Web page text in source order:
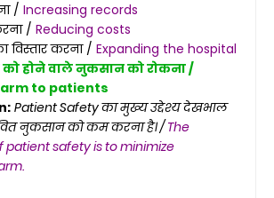
/ Increasing records
/ Reducing costs
विस्तार करना / Expanding the hospital
को होने वाले नुकसान को रोकना /
to patients
Patient Safety का मुख्य उद्देश्य देखभाल
नुकसान को कम करना है। /The
patient safety is to minimize